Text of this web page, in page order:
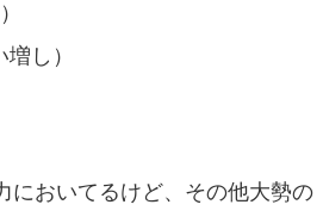
し）
においてるけど、その他大勢の